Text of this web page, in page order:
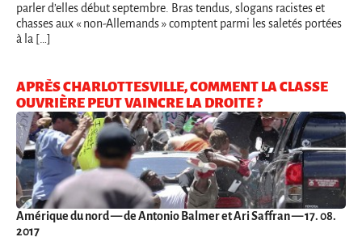
parler d’elles début septembre. Bras tendus, slogans racistes et
chasses aux « non-Allemands » comptent parmi les saletés portées
à la […]
APRÈS CHARLOTTESVILLE, COMMENT LA CLASSE
OUVRIÈRE PEUT VAINCRE LA DROITE ?
Amérique du nord— de Antonio Balmer et Ari Saffran — 17. 08.
2017